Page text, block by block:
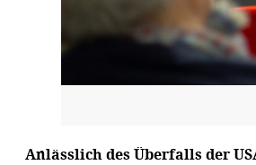
Anlässlich des Überfalls der